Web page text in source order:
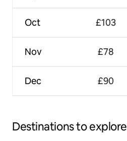
Oct
Nov
Dec
£103
£78
£90
Destinations to explore